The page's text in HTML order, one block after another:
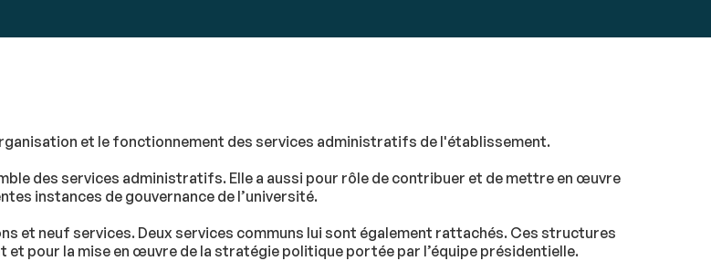
et le fonctionnement des services administratifs de l'établissement.
des services administratifs. Elle a aussi pour rôle de contribuer et de mettre en œuvre
instances de gouvernance de l’université.
et neuf services. Deux services communs lui sont également rattachés. Ces structures
pour la mise en œuvre de la stratégie politique portée par l’équipe présidentielle.